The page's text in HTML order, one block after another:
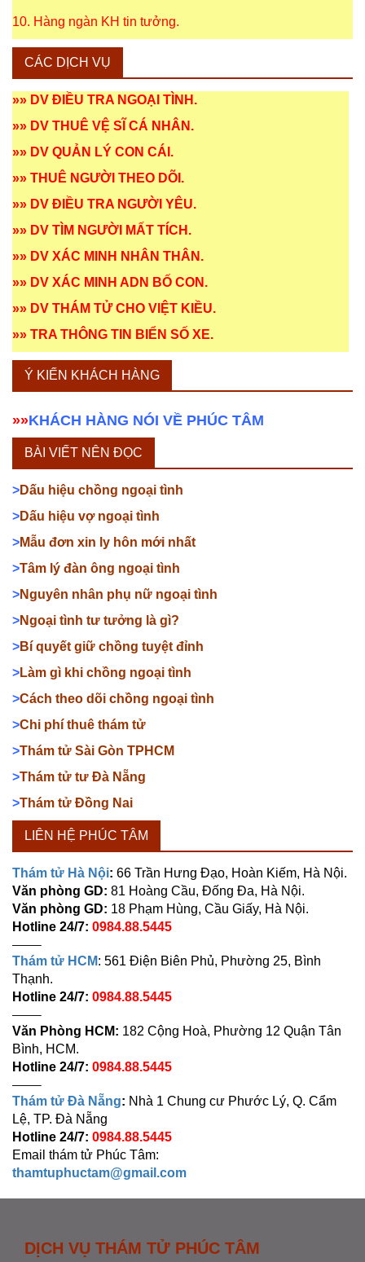
10. Hàng ngàn KH tin tưởng.
CÁC DỊCH VỤ
»» DV ĐIỀU TRA NGOẠI TÌNH .
»» DV THUÊ VỆ SĨ CÁ NHÂN .
»» DV QUẢN LÝ CON CÁI .
»» THUÊ NGƯỜI THEO DÕI .
»» DV ĐIỀU TRA NGƯỜI YÊU.
»» DV TÌM NGƯỜI MẤT TÍCH .
»» DV XÁC MINH NHÂN THÂN .
»» DV XÁC MINH ADN BỐ CON .
»» DV THÁM TỬ CHO VIỆT KIỀU.
»» TRA THÔNG TIN BIỂN SỐ XE.
Ý KIẾN KHÁCH HÀNG
»»KHÁCH HÀNG NÓI VỀ PHÚC TÂM
BÀI VIẾT NÊN ĐỌC
>Dấu hiệu chồng ngoại tình
>Dấu hiệu vợ ngoại tình
>Mẫu đơn xin ly hôn mới nhất
>Tâm lý đàn ông ngoại tình
>Nguyên nhân phụ nữ ngoại tình
>Ngoại tình tư tưởng là gì?
>Bí quyết giữ chồng tuyệt đỉnh
>Làm gì khi chồng ngoại tình
>Cách theo dõi chồng ngoại tình
>Chi phí thuê thám tử
>Thám tử Sài Gòn TPHCM
>Thám tử tư Đà Nẵng
>Thám tử Đồng Nai
LIÊN HỆ PHÚC TÂM
Thám tử Hà Nội: 66 Trần Hưng Đạo, Hoàn Kiếm, Hà Nội.
Văn phòng GD: 81 Hoàng Cầu, Đống Đa, Hà Nội.
Văn phòng GD: 18 Phạm Hùng, Cầu Giấy, Hà Nội.
Hotline 24/7: 0984.88.5445
——–
Thám tử HCM: 561 Điện Biên Phủ, Phường 25, Bình
Thạnh.
Hotline 24/7: 0984.88.5445
——–
Văn Phòng HCM: 182 Cộng Hoà, Phường 12 Quận Tân
Bình, HCM.
Hotline 24/7: 0984.88.5445
——–
Thám tử Đà Nẵng: Nhà 1 Chung cư Phước Lý, Q. Cẩm
Lệ, TP. Đà Nẵng
Hotline 24/7: 0984.88.5445
Email thám tử Phúc Tâm:
thamtuphuctam@gmail.com
DỊCH VỤ THÁM TỬ PHÚC TÂM